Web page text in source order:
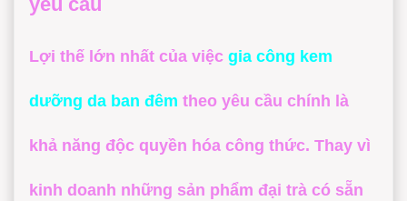
Lợi thế lớn nhất của việc gia công kem
dưỡng da ban đêm theo yêu cầu chính là
khả năng độc quyền hóa công thức. Thay vì
kinh doanh những sản phẩm đại trà có sẵn